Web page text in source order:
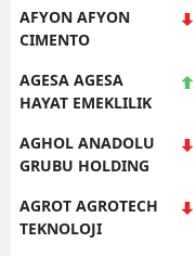
AFYON AFYON
CIMENTO
AGESA AGESA
HAYAT EMEKLILIK
AGHOL ANADOLU
GRUBU HOLDING
AGROT AGROTECH
TEKNOLOJI